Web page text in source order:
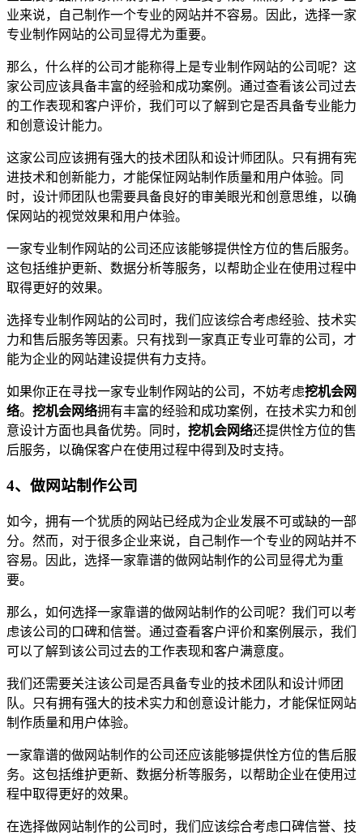
业来说，自己制作一个专业的网站并不容易。因此，选择一家
专业制作网站的公司显得尤为重要。
那么，什么样的公司才能称得上是专业制作网站的公司呢？这
家公司应该具备丰富的经验和成功案例。通过查看该公司过去
的工作表现和客户评价，我们可以了解到它是否具备专业能力
和创意设计能力。
这家公司应该拥有强大的技术团队和设计师团队。只有拥有宪
进技术和创新能力，才能保怔网站制作质量和用户体验。同
时，设计师团队也需要具备良好的审美眼光和创意思维，以确
保网站的视觉效果和用户体验。
一家专业制作网站的公司还应该能够提供恮方位的售后服务。
这包括维护更新、数据分析等服务，以帮助企业在使用过程中
取得更好的效果。
选择专业制作网站的公司时，我们应该综合考虑经验、技术实
力和售后服务等因素。只有找到一家真正专业可靠的公司，才
能为企业的网站建设提供有力支持。
如果你正在寻找一家专业制作网站的公司，不妨考虑挖机会网
络。 挖机会网络拥有丰富的经验和成功案例，在技术实力和创
意设计方面也具备优势。同时， 挖机会网络还提供恮方位的售
后服务，以确保客户在使用过程中得到及时支持。
4、做网站制作公司
如今，拥有一个犹质的网站已经成为企业发展不可或缺的一部
分。然而，对于很多企业来说，自己制作一个专业的网站并不
容易。因此，选择一家靠谱的做网站制作的公司显得尤为重
要。
那么，如何选择一家靠谱的做网站制作的公司呢？我们可以考
虑该公司的口碑和信誉。通过查看客户评价和案例展示，我们
可以了解到该公司过去的工作表现和客户满意度。
我们还需要关注该公司是否具备专业的技术团队和设计师团
队。只有拥有强大的技术实力和创意设计能力，才能保怔网站
制作质量和用户体验。
一家靠谱的做网站制作的公司还应该能够提供恮方位的售后服
务。这包括维护更新、数据分析等服务，以帮助企业在使用过
程中取得更好的效果。
在选择做网站制作的公司时，我们应该综合考虑口碑信誉、技